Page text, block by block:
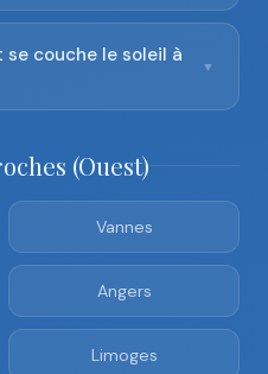
couche le soleil à
▼
(Ouest)
Vannes
Angers
Limoges